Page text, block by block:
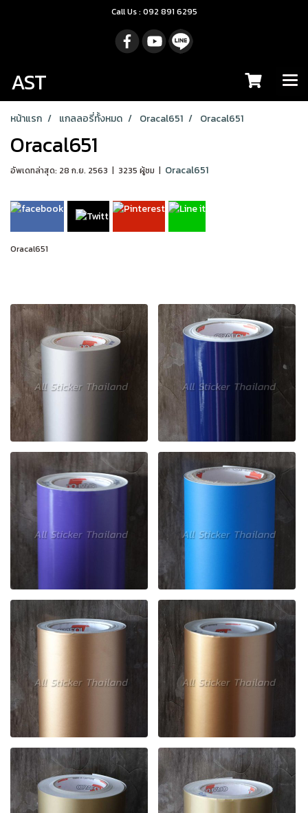
Call Us : 092 891 6295
AST
หน้าแรก แกลลอรี่ทั้งหมด Oracal651 Oracal651
Oracal651
อัพเดทล่าสุด: 28 ก.ย. 2563 | 3235 ผู้ชม | Oracal651
Oracal651